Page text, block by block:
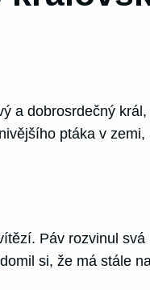
a dobrosrdečný
ptáka v
Páv rozvinul
si, že má stále